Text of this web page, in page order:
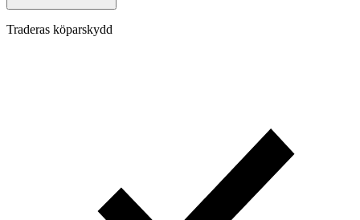
Traderas köparskydd